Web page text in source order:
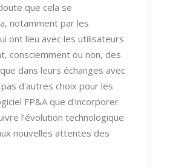
que cela se
notamment par les
ont lieu avec les utilisateurs
consciemment ou non, des
dans leurs échanges avec
d'autres choix pour les
FP&A que d'incorporer
l’évolution technologique
nouvelles attentes des